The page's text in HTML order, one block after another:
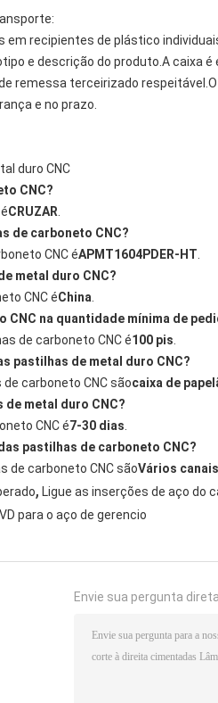
em recipientes de plástico
e descrição do produto.A caixa
remessa terceirizado
e no prazo.
duro CNC
CNC?
CRUZAR.
de carboneto CNC?
CNC éAPMT1604PDER-HT.
metal duro CNC?
CNC éChina.
CNC na quantidade mínima de
de carboneto CNC é100 pis.
pastilhas de metal duro CNC?
carboneto CNC sãocaixa de
de metal duro CNC?
CNC é7-30 dias.
pastilhas de carboneto CNC?
de carboneto CNC sãoVários canais
, Ligue as inserções de aço do
para o aço de gerencio
Envie sua pergunta